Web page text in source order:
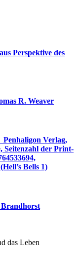
Perspektive des
R. Weaver
Penhaligon Verlag,
Seitenzahl der Print-
(Hell’s Bells 1)
das Leben